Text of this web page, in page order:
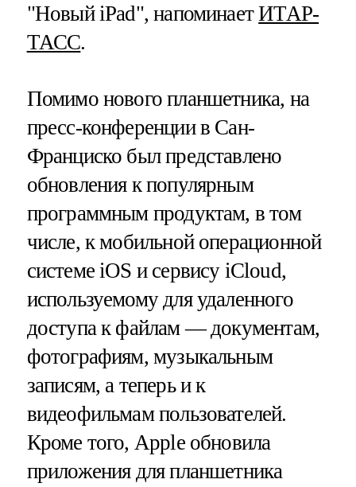
"Новый iPad", напоминаетИТАР-
ТАСС.
Помимо нового планшетника, на
пресс-конференции в Сан-
Франциско был представлено
обновления к популярным
программным продуктам, в том
числе, к мобильной операционной
системе iOS и сервису iCloud,
используемому для удаленного
доступа к файлам — документам,
фотографиям, музыкальным
записям, а теперь и к
видеофильмам пользователей.
Кроме того, Apple обновила
приложения для планшетника